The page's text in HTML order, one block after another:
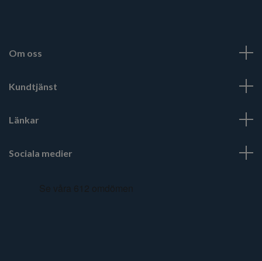
Om oss
Kundtjänst
Länkar
Sociala medier